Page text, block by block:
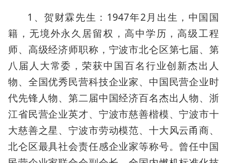
1、贺财霖先生：1947年2月出生，中国国
籍，无境外永久居留权，高中学历，高级工程
师、高级经济师职称，宁波市北仑区第七届、第
八届人大常委，荣获中国百名行业创新杰出人
物、全国优秀民营科技企业家、中国民营企业时
代先锋人物、第二届中国经济百名杰出人物、浙
江省民营企业英才、宁波市慈善楷模、宁波市十
大慈善之星、宁波市劳动模范、十大风云甬商、
北仑区最具社会责任感企业家等称号。曾任中国